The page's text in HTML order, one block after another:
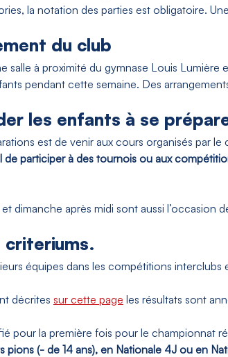
la notation des parties est obligatoire.
du club
salle à proximité du gymnase Louis
pendant cette semaine. Des
les enfants à se
est de venir aux cours organisés par le
de participer à des tournois ou aux
dimanche après midi sont aussi l’occasion
équipes dans les compétitions interclubs
décrites sur cette page les résultats sont
pour la première fois pour le championnat
pions (- de 14 ans), en Nationale 4J ou en